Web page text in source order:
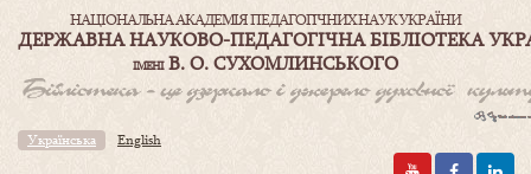
НАЦІОНАЛЬНА АКАДЕМІЯ ПЕДАГОГІЧНИХ НАУК УКРАЇНИ
ДЕРЖАВНА НАУКОВО-ПЕДАГОГІЧНА БІБЛІОТЕКА
ІМЕНІВ. О. СУХОМЛИНСЬКОГО
Українська English